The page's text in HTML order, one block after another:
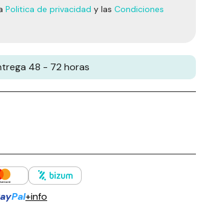
Politica de privacidad y las Condiciones
48 - 72 horas
en tu lista de comparación: 0 / 4
Pal+info